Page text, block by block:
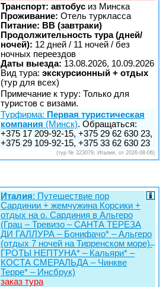
Транспорт: автобус из Минска
Проживание: Отель туркласса
Питание: BB (завтраки)
Продолжительность тура (дней/
ночей): 12 дней / 11 ночей / без
ночных переездов
Даты выезда: 13.08.2026, 10.09.2026
Вид тура: экскурсионный + отдых
(тур для всех)
Примечание к туру: Только для
туристов с визами.
Турфирма: Первая туристическая
компания (Минск). Обращаться:
+375 17 209-92-15, +375 29 62 630 23,
+375 29 109-92-15, +375 33 62 630 23
(тур № 323079, Италия, от 2026-08-06)
Италия: Путешествие пор
Сардинии + жемчужина Корсики +
отдых на о. Сардиния в Альгеро
(Грац – Тревизо – САНТА ТЕРЕЗА
ДИ ГАЛЛУРА – Бонифачо* – Альгеро
(отдых 7 ночей на Тирренском море) ̶
ГРОТЫ НЕПТУНА* – Кальяри* –
КОСТА СМЕРАЛЬДА – Чинкве
Терре* – Инсбрук)
заказ тура